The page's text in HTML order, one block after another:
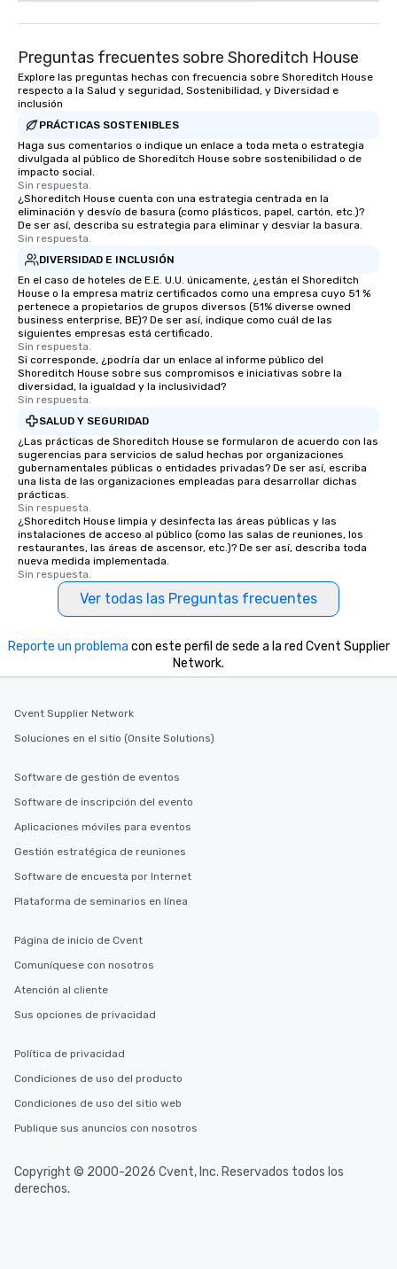
Preguntas frecuentes sobre Shoreditch House
Explore las preguntas hechas con frecuencia sobre Shoreditch House
respecto a la Salud y seguridad, Sostenibilidad, y Diversidad e
inclusión
PRÁCTICAS SOSTENIBLES
Haga sus comentarios o indique un enlace a toda meta o estrategia
divulgada al público de Shoreditch House sobre sostenibilidad o de
impacto social.
Sin respuesta.
¿Shoreditch House cuenta con una estrategia centrada en la
eliminación y desvío de basura (como plásticos, papel, cartón, etc.)?
De ser así, describa su estrategia para eliminar y desviar la basura.
Sin respuesta.
DIVERSIDAD E INCLUSIÓN
En el caso de hoteles de E.E. U.U. únicamente, ¿están el Shoreditch
House o la empresa matriz certificados como una empresa cuyo 51 %
pertenece a propietarios de grupos diversos (51% diverse owned
business enterprise, BE)? De ser así, indique como cuál de las
siguientes empresas está certificado.
Sin respuesta.
Si corresponde, ¿podría dar un enlace al informe público del
Shoreditch House sobre sus compromisos e iniciativas sobre la
diversidad, la igualdad y la inclusividad?
Sin respuesta.
SALUD Y SEGURIDAD
¿Las prácticas de Shoreditch House se formularon de acuerdo con las
sugerencias para servicios de salud hechas por organizaciones
gubernamentales públicas o entidades privadas? De ser así, escriba
una lista de las organizaciones empleadas para desarrollar dichas
prácticas.
Sin respuesta.
¿Shoreditch House limpia y desinfecta las áreas públicas y las
instalaciones de acceso al público (como las salas de reuniones, los
restaurantes, las áreas de ascensor, etc.)? De ser así, describa toda
nueva medida implementada.
Sin respuesta.
Ver todas las Preguntas frecuentes
Reporte un problema con este perfil de sede a la red Cvent Supplier
Network.
Cvent Supplier Network
Soluciones en el sitio (Onsite Solutions)
Software de gestión de eventos
Software de inscripción del evento
Aplicaciones móviles para eventos
Gestión estratégica de reuniones
Software de encuesta por Internet
Plataforma de seminarios en línea
Página de inicio de Cvent
Comuníquese con nosotros
Atención al cliente
Sus opciones de privacidad
Política de privacidad
Condiciones de uso del producto
Condiciones de uso del sitio web
Publique sus anuncios con nosotros
Copyright © 2000-2026 Cvent, Inc. Reservados todos los
derechos.